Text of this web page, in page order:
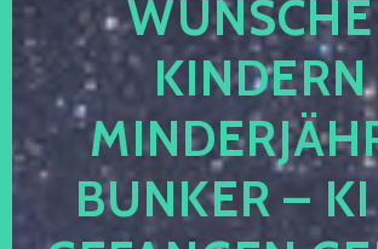
BUNKER –